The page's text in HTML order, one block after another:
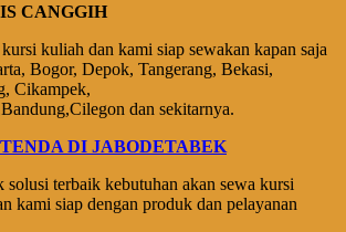
CANGGIH
kuliah dan kami siap sewakan kapan saja
Bogor, Depok, Tangerang, Bekasi,
Cikampek,
dan sekitarnya.
DI JABODETABEK
terbaik kebutuhan akan sewa kursi
kami siap dengan produk dan pelayanan